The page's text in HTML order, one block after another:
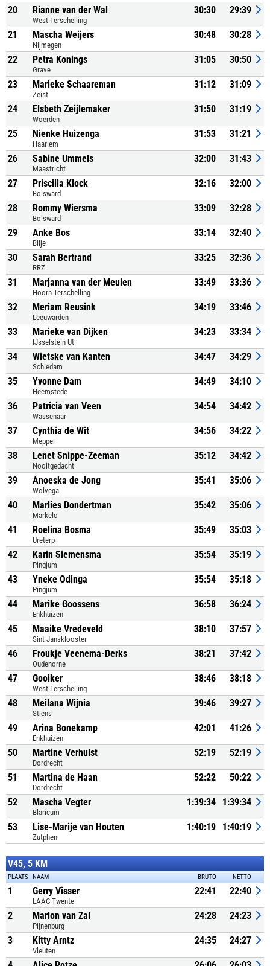
20 Rianne van der Wal
West-Terschelling
30:30 29:39
21 Mascha Weijers
Nijmegen
30:48 30:28
22 Petra Konings
Grave
31:05 30:50
23 Marieke Schaareman
Zeist
31:12 31:09
24 Elsbeth Zeijlemaker
Woerden
31:50 31:19
25 Nienke Huizenga
Haarlem
31:53 31:21
26 Sabine Ummels
Maastricht
32:00 31:43
27 Priscilla Klock
Bolsward
32:16 32:00
28 Rommy Wiersma
Bolsward
33:09 32:28
29 Anke Bos
Blije
33:14 32:40
30 Sarah Bertrand
RRZ
33:25 32:36
31 Marjanna van der Meulen
Hoorn Terschelling
33:49 33:36
32 Meriam Reusink
Leeuwarden
34:19 33:46
33 Marieke van Dijken
IJsselstein Ut
34:23 33:34
34 Wietske van Kanten
Schiedam
34:47 34:29
35 Yvonne Dam
Heemstede
34:49 34:10
36 Patricia van Veen
Wassenaar
34:54 34:42
37 Cynthia de Wit
Meppel
34:56 34:22
38 Lenet Snippe-Zeeman
Nooitgedacht
35:12 34:42
39 Anoeska de Jong
Wolvega
35:41 35:06
40 Marlies Dondertman
Markelo
35:42 35:06
41 Roelina Bosma
Ureterp
35:49 35:03
42 Karin Siemensma
Pingjum
35:54 35:19
43 Yneke Odinga
Pingjum
35:54 35:18
44 Marike Goossens
Enkhuizen
36:58 36:24
45 Maaike Vredeveld
Sint Jansklooster
38:10 37:57
46 Froukje Veenema-Derks
Oudehorne
38:21 37:42
47 Gooiker
West-Terschelling
38:46 38:18
48 Meilana Wijnia
Stiens
39:46 39:27
49 Arina Bonekamp
Enkhuizen
42:01 41:26
50 Martine Verhulst
Dordrecht
52:19 52:19
51 Martina de Haan
Dordrecht
52:22 50:22
52 Mascha Vegter
Blaricum
1:39:34 1:39:34
53 Lise-Marije van Houten
Zutphen
1:40:19 1:40:19
V45, 5 KM
PLAATS NAAM BRUTO NETTO
1 Gerry Visser
LAAC Twente
22:41 22:40
2 Marlon van Zal
Pijnenburg
24:28 24:23
3 Kitty Arntz
Vleuten
24:35 24:27